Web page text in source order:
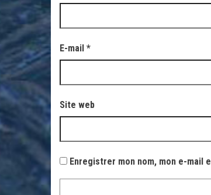
E-mail *
Site web
Enregistrer mon nom, mon e-mail